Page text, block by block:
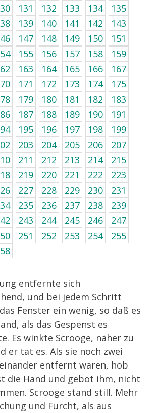
131 132 133 134
135
139 140 141 142
143
147 148 149 150
151
155 156 157 158
159
163 164 165 166
167
171 172 173 174
175
179 180 181 182
183
187 188 189 190
191
195 196 197 198
199
203 204 205 206
207
211 212 213 214
215
219 220 221 222
223
227 228 229 230
231
235 236 237 238
239
243 244 245 246
247
251 252 253 254
255
entfernte sich
und bei jedem Schritt
Fenster ein wenig, so daß es
als das Gespenst es
Es winkte Scrooge, näher zu
er tat es. Als sie noch zwei
entfernt waren, hob
die Hand und gebot ihm, nicht
Scrooge stand still. Mehr
und Furcht, als aus